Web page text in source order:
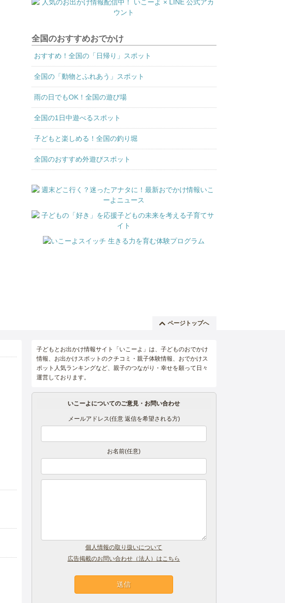
全国のおすすめおでかけ
おすすめ！全国の「日帰り」スポット
全国の「動物とふれあう」スポット
雨の日でもOK！全国の遊び場
全国の1日中遊べるスポット
子どもと楽しめる！全国の釣り堀
全国のおすすめ外遊びスポット
ページトップへ
子どもとお出かけ情報サイト「いこーよ」は、子どものおでかけ
情報、お出かけスポットのクチコミ・親子体験情報、おでかけス
ポット人気ランキングなど、親子のつながり・幸せを願って日々
運営しております。
いこーよについてのご意見・お問い合わせ
メールアドレス(任意 返信を希望される方)
お名前(任意)
個人情報の取り扱いについて
広告掲載のお問い合わせ（法人）はこちら